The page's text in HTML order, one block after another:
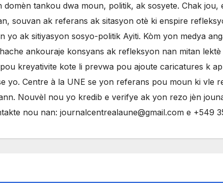
domèn tankou dwa moun, politik, ak sosyete. Chak
souvan ak referans ak sitasyon otè ki enspire
yo ak sitiyasyon sosyo-politik Ayiti. Kòm yon medya
ankouraje konsyans ak refleksyon nan mitan
kreyativite kote li prevwa pou ajoute caricatures k
yo. Centre à la UNE se yon referans pou moun ki vle
Nouvèl nou yo kredib e verifye ak yon rezo jèn
nou nan: journalcentrealaune@gmail.com e +549